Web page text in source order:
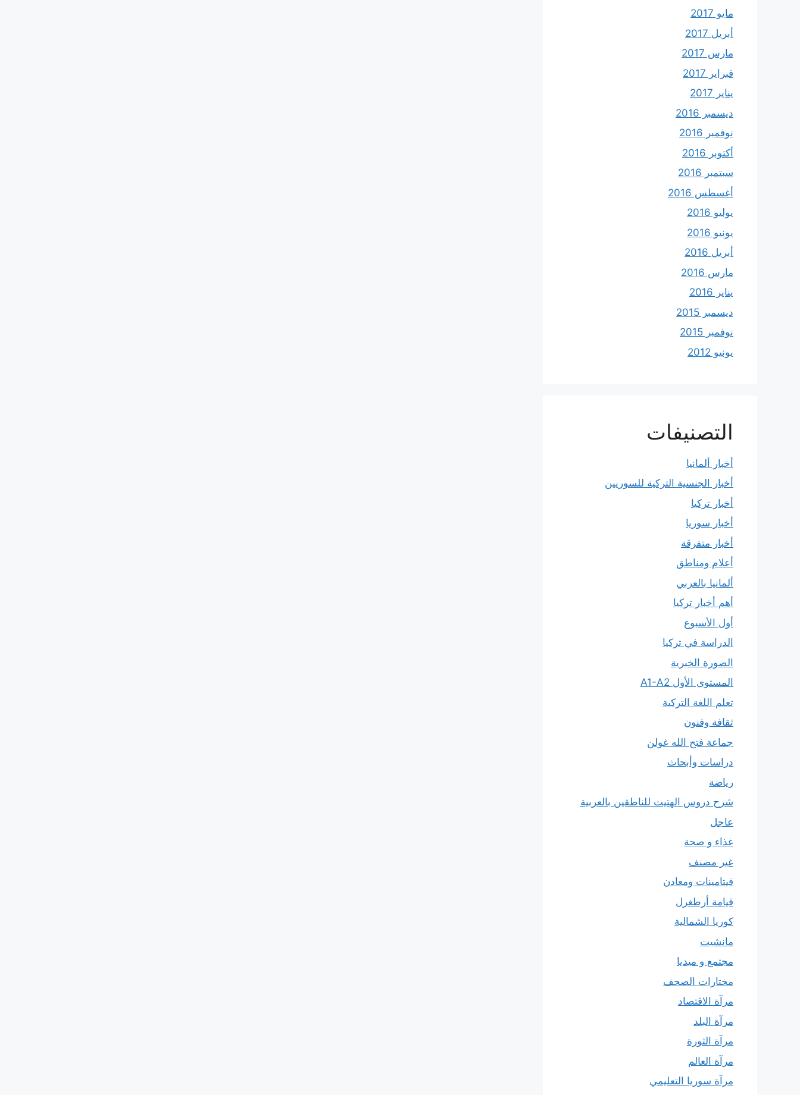
مايو 2017
أبريل 2017
مارس 2017
فبراير 2017
يناير 2017
ديسمبر 2016
نوفمبر 2016
أكتوبر 2016
سبتمبر 2016
أغسطس 2016
يوليو 2016
يونيو 2016
أبريل 2016
مارس 2016
يناير 2016
ديسمبر 2015
نوفمبر 2015
يونيو 2012
التصنيفات
أخبار ألمانيا
أخبار الجنسية التركية للسوريين
أخبار تركيا
أخبار سوريا
أخبار متفرقة
أعلام ومناطق
ألمانيا بالعربي
أهم أخبار تركيا
أول الأسبوع
الدراسة في تركيا
الصورة الخبرية
المستوى الأول A1-A2
تعلم اللغة التركية
ثقافة وفنون
جماعة فتح الله غولن
دراسات وأبحاث
رياضة
شرح دروس الهتيت للناطقين بالعربية
عاجل
غذاء و صحة
غير مصنف
فيتامينات ومعادن
قيامة أرطغرل
كوريا الشمالية
مانشيت
مجتمع و ميديا
مختارات الصحف
مرآة الاقتصاد
مرآة البلد
مرآة الثورة
مرآة العالم
مرآة سوريا التعليمي